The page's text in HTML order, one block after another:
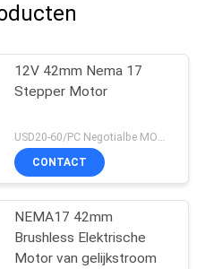
12V 42mm Nema 17
Stepper Motor
CONTACT
NEMA17 42mm
Brushless Elektrische
Motor van gelijkstroom